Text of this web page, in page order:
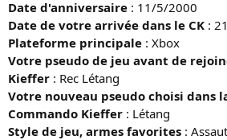
Date d'anniversaire : 11/5/2000
Date de votre arrivée dans le CK :
Plateforme principale : Xbox
Votre pseudo de jeu avant de
Kieffer : Rec Létang
Votre nouveau pseudo choisi dans
Commando Kieffer : Létang
Style de jeu, armes favorites :